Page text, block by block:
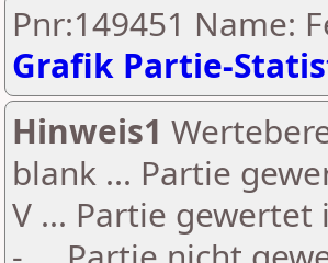
Pnr:149451 Name:
Grafik Partie-
Hinweis1
blank ... Partie
V ... Partie